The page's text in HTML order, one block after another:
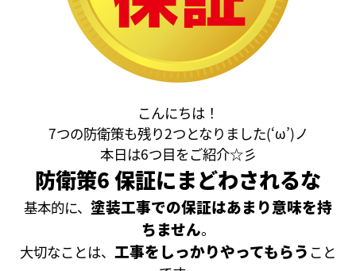
こんにちは！
7つの防衛策も残り2つとなりました(‘ω’)ノ
本日は6つ目をご紹介☆彡
防衛策6 保証にまどわされるな
基本的に、 塗装工事での保証はあまり意味を持
ちません。
大切なことは、 工事をしっかりやってもらう こと